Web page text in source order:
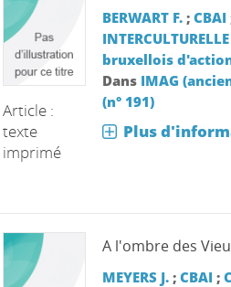
Article :
texte
imprimé
BERWART F.; CBAI
INTERCULTURELLE
bruxellois
Dans IMAG
(n° 191)
Plus
A l'ombre des
MEYERS J.; CBAI ;